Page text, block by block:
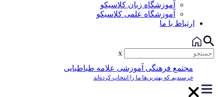
آموزشگاه زبان کلاسیکو
آموزشگاه علمی کلاسیکو
ارتباط با ما
مجتمع فرهنگی آموزشی علامه طباطبایی
خرسندیم که بهترین‌ها ما را انتخاب کرده‌اند